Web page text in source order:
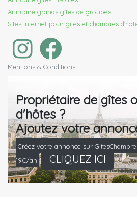
Annuaire grands gîtes de groupes
Sites internet pour gîtes et chambres
Mentions & Conditions
Propriétaire de gîtes
d'hôtes ?
Ajoutez votre
Créez votre annonce sur
19€/an
CLIQUEZ ICI